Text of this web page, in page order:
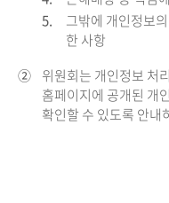
5.
그밖에 개인정보
한 사항
② 위원회는 개인정보 처
홈페이지에 공개된 개
확인할 수 있도록 안내